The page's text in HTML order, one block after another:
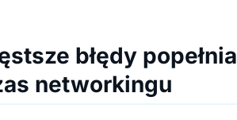
błędy
networkingu